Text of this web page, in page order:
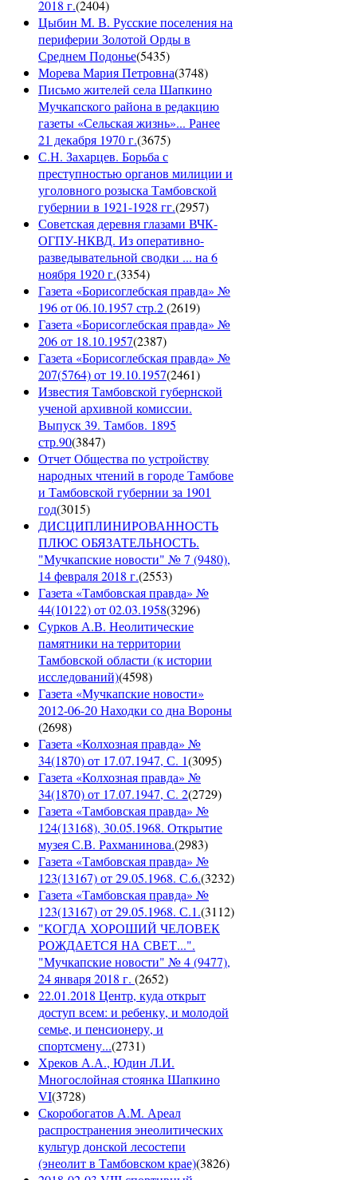
2018 г.(2404)
Цыбин М. В. Русские поселения на
периферии Золотой Орды в
Среднем Подонье(5435)
Морева Мария Петровна(3748)
Письмо жителей села Шапкино
Мучкапского района в редакцию
газеты «Сельская жизнь»... Ранее
21 декабря 1970 г.(3675)
С.Н. Захарцев. Борьба с
преступностью органов милиции и
уголовного розыска Тамбовской
губернии в 1921-1928 гг.(2957)
Советская деревня глазами ВЧК-
ОГПУ-НКВД. Из оперативно-
разведывательной сводки ... на 6
ноября 1920 г.(3354)
Газета «Борисоглебская правда» №
196 от 06.10.1957 стр.2(2619)
Газета «Борисоглебская правда» №
206 от 18.10.1957(2387)
Газета «Борисоглебская правда» №
207(5764) от 19.10.1957(2461)
Известия Тамбовской губернской
ученой архивной комиссии.
Выпуск 39. Тамбов. 1895
стр.90(3847)
Отчет Общества по устройству
народных чтений в городе Тамбове
и Тамбовской губернии за 1901
год(3015)
ДИСЦИПЛИНИРОВАННОСТЬ
ПЛЮС ОБЯЗАТЕЛЬНОСТЬ.
"Мучкапские новости" № 7 (9480),
14 февраля 2018 г.(2553)
Газета «Тамбовская правда» №
44(10122) от 02.03.1958(3296)
Сурков А.В. Неолитические
памятники на территории
Тамбовской области (к истории
исследований)(4598)
Газета «Мучкапские новости»
2012-06-20 Находки со дна Вороны
(2698)
Газета «Колхозная правда» №
34(1870) от 17.07.1947, С. 1(3095)
Газета «Колхозная правда» №
34(1870) от 17.07.1947, С. 2(2729)
Газета «Тамбовская правда» №
124(13168), 30.05.1968. Открытие
музея С.В. Рахманинова.(2983)
Газета «Тамбовская правда» №
123(13167) от 29.05.1968. С.6.(3232)
Газета «Тамбовская правда» №
123(13167) от 29.05.1968. С.1.(3112)
"КОГДА ХОРОШИЙ ЧЕЛОВЕК
РОЖДАЕТСЯ НА СВЕТ...".
"Мучкапские новости" № 4 (9477),
24 января 2018 г. (2652)
22.01.2018 Центр, куда открыт
доступ всем: и ребенку, и молодой
семье, и пенсионеру, и
спортсмену...(2731)
Хреков А.А., Юдин Л.И.
Многослойная стоянка Шапкино
VI(3728)
Скоробогатов А.М. Ареал
распространения энеолитических
культур донской лесостепи
(энеолит в Тамбовском крае)(3826)